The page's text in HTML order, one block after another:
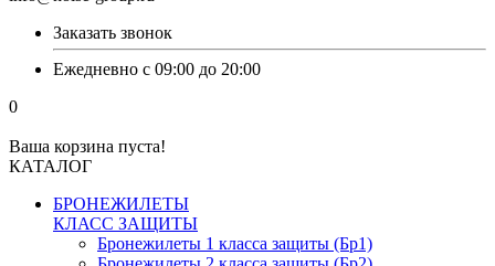
Заказать звонок
Ежедневно с 09:00 до 20:00
0
Ваша корзина пуста!
КАТАЛОГ
БРОНЕЖИЛЕТЫ
КЛАСС ЗАЩИТЫ
Бронежилеты 1 класса защиты (Бр1)